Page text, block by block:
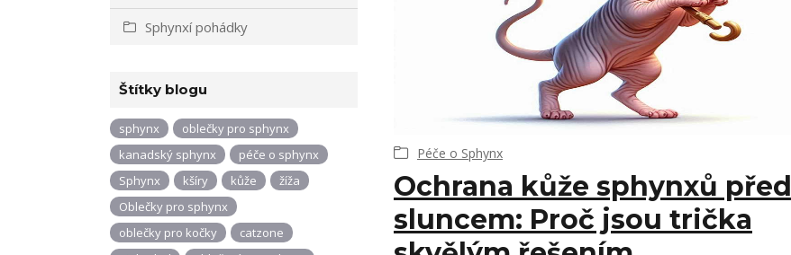
Sphynxí pohádky
Štítky blogu
sphynx
oblečky pro sphynx
kanadský sphynx
péče o sphynx
Sphynx
kšíry kůže
žíža
Oblečky pro sphynx
oblečky pro kočky
catzone
Ochrana kůže sphynxů před
sluncem: Proč jsou trička
Péče o Sphynx